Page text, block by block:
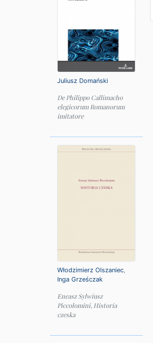
Juliusz Domański
De Philippo Callimacho
elegicorum Romanorum
imitatore
Włodzimierz Olszaniec,
Inga Grześczak
Eneasz Sylwiusz
Piccolomini, Historia
czeska